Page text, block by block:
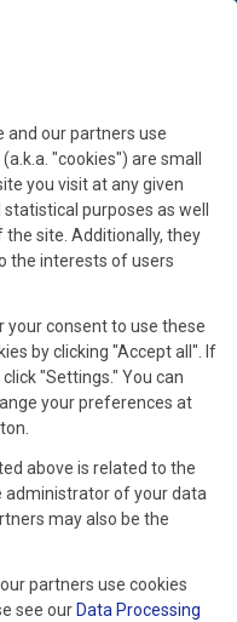
and our partners use
"cookies") are small
you visit at any given
purposes as well
site. Additionally, they
the interests of users
your consent to use these
by clicking "Accept all". If
"Settings." You can
your preferences at
above is related to the
administrator of your data
may also be the
partners use cookies
see our Data Processing
na Uniwersytecie
zdobywał w branżach
mu łączyć techniczną
Comarch związany
Manager projektu
ds. systemów ERP.
ChatERP oraz wdrażanie
sztucznej inteligencji